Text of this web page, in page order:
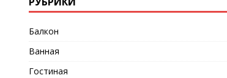
Балкон
Ванная
Гостиная